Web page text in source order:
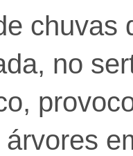
chuvas
no